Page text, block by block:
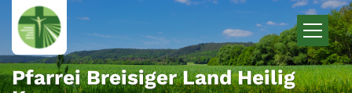
Zum Inhalt springen
Pfarrei Breisiger Land Heilig